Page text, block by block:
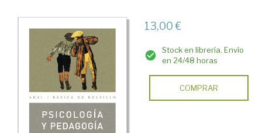
13,00 €
Stock en librería. Envío
en 24/48 horas
COMPRAR